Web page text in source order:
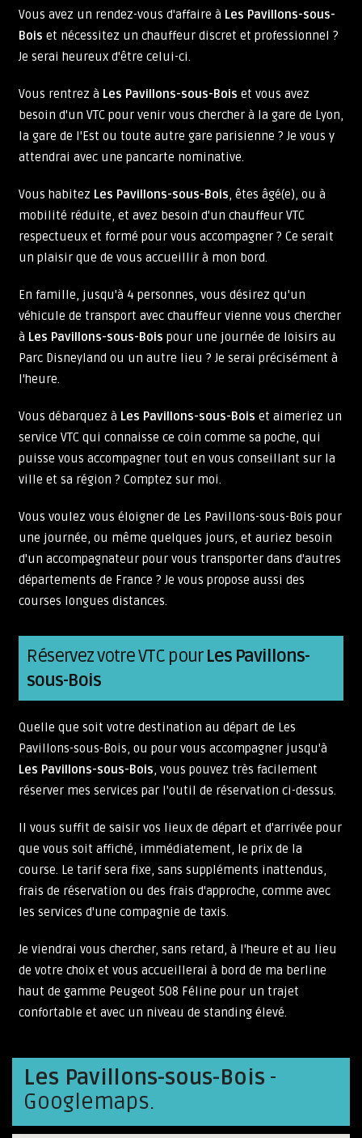
Vous avez un rendez-vous d'affaire à Les Pavillons-sous-
Bois et nécessitez un chauffeur discret et professionnel ?
Je serai heureux d'être celui-ci.
Vous rentrez à Les Pavillons-sous-Bois et vous avez
besoin d'un VTC pour venir vous chercher à la gare de Lyon,
la gare de l'Est ou toute autre gare parisienne ? Je vous y
attendrai avec une pancarte nominative.
Vous habitez Les Pavillons-sous-Bois, êtes âgé(e), ou à
mobilité réduite, et avez besoin d'un chauffeur VTC
respectueux et formé pour vous accompagner ? Ce serait
un plaisir que de vous accueillir à mon bord.
En famille, jusqu'à 4 personnes, vous désirez qu'un
véhicule de transport avec chauffeur vienne vous chercher
à Les Pavillons-sous-Bois pour une journée de loisirs au
Parc Disneyland ou un autre lieu ? Je serai précisément à
l'heure.
Vous débarquez à Les Pavillons-sous-Bois et aimeriez un
service VTC qui connaisse ce coin comme sa poche, qui
puisse vous accompagner tout en vous conseillant sur la
ville et sa région ? Comptez sur moi.
Vous voulez vous éloigner de Les Pavillons-sous-Bois pour
une journée, ou même quelques jours, et auriez besoin
d'un accompagnateur pour vous transporter dans d'autres
départements de France ? Je vous propose aussi des
courses longues distances.
Réservez votre VTC pourLes Pavillons-
sous-Bois
Quelle que soit votre destination au départ de Les
Pavillons-sous-Bois, ou pour vous accompagner jusqu'à
Les Pavillons-sous-Bois, vous pouvez très facilement
réserver mes services par l'outil de réservation ci-dessus.
Il vous suffit de saisir vos lieux de départ et d'arrivée pour
que vous soit affiché, immédiatement, le prix de la
course. Le tarif sera fixe, sans suppléments inattendus,
frais de réservation ou des frais d'approche, comme avec
les services d'une compagnie de taxis.
Je viendrai vous chercher, sans retard, à l'heure et au lieu
de votre choix et vous accueillerai à bord de ma berline
haut de gamme Peugeot 508 Féline pour un trajet
confortable et avec un niveau de standing élevé.
Les Pavillons-sous-Bois -
Googlemaps.